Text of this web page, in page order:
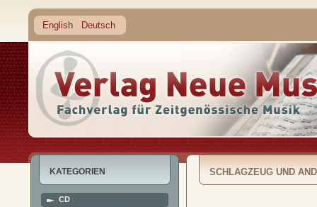
English Deutsch
KATEGORIEN
CD
SCHLAGZEUG UND